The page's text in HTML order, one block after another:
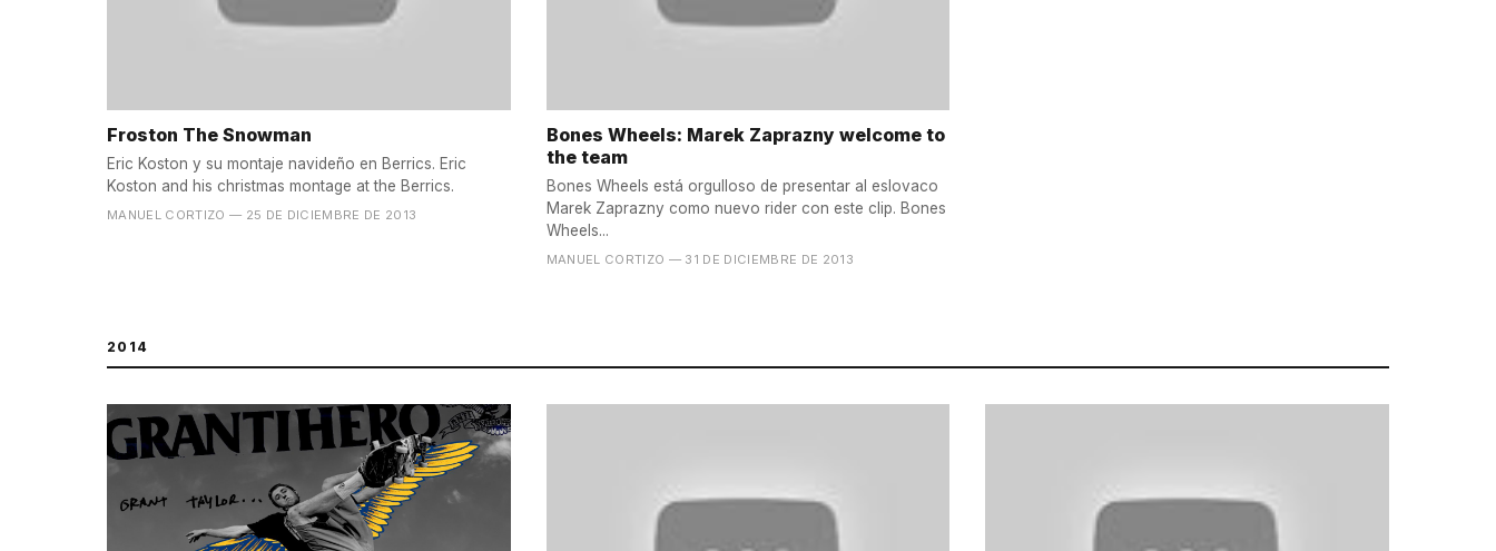
Froston The Snowman
Eric Koston y su montaje navideño en Berrics. Eric
Koston and his christmas montage at the Berrics.
MANUEL CORTIZO — 25 DE DICIEMBRE DE 2013
Bones Wheels: Marek Zaprazny welcome to
the team
Bones Wheels está orgulloso de presentar al eslovaco
Marek Zaprazny como nuevo rider con este clip. Bones
Wheels...
MANUEL CORTIZO — 31 DE DICIEMBRE DE 2013
2014